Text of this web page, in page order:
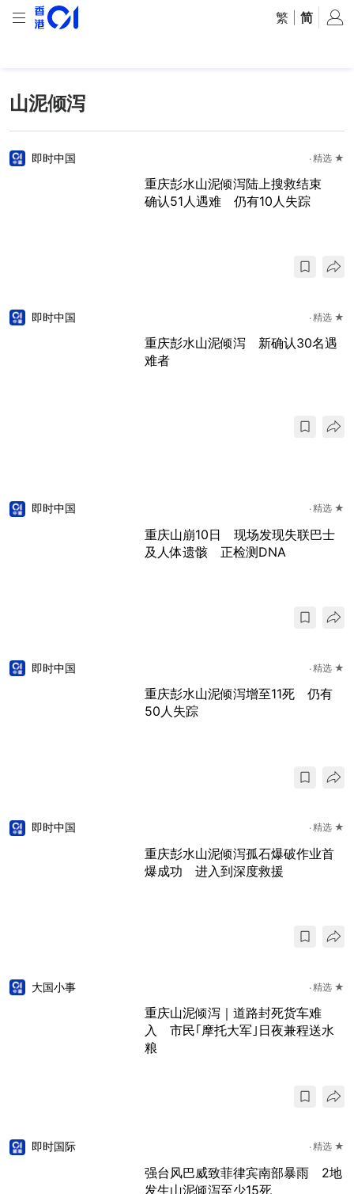
繁 简
山泥倾泻
即时中国 精选 ★
重庆彭水山泥倾泻陆上搜救结束
确认51人遇难 仍有10人失踪
即时中国 精选 ★
重庆彭水山泥倾泻 新确认30名遇
难者
即时中国 精选 ★
重庆山崩10日 现场发现失联巴士
及人体遗骸 正检测DNA
即时中国 精选 ★
重庆彭水山泥倾泻增至11死 仍有
50人失踪
即时中国 精选 ★
重庆彭水山泥倾泻孤石爆破作业首
爆成功 进入到深度救援
大国小事 精选 ★
重庆山泥倾泻｜道路封死货车难
入 市民｢摩托大军｣日夜兼程送水
粮
即时国际 精选 ★
强台风巴威致菲律宾南部暴雨 2地
发生山泥倾泻至少15死